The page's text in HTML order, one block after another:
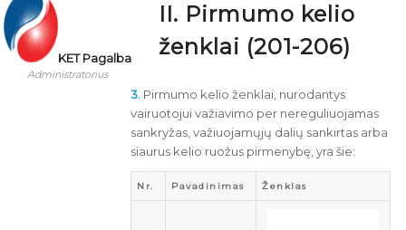
KET Pagalba
Administratorius
II. Pirmumo kelio
ženklai (201-206)
3. Pirmumo kelio ženklai, nurodantys
vairuotojui važiavimo per nereguliuojamas
sankryžas, važiuojamųjų dalių sankirtas arba
siaurus kelio ruožus pirmenybę, yra šie:
Nr. Pavadinimas Ženklas